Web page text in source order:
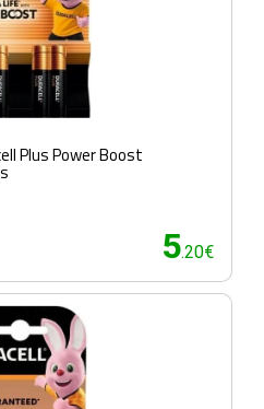
Plus Power Boost
5.20€